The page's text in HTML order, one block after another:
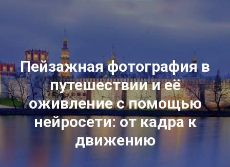
Пейзажная фотография в
путешествии и её
оживление с помощью
нейросети: от кадра к
движению